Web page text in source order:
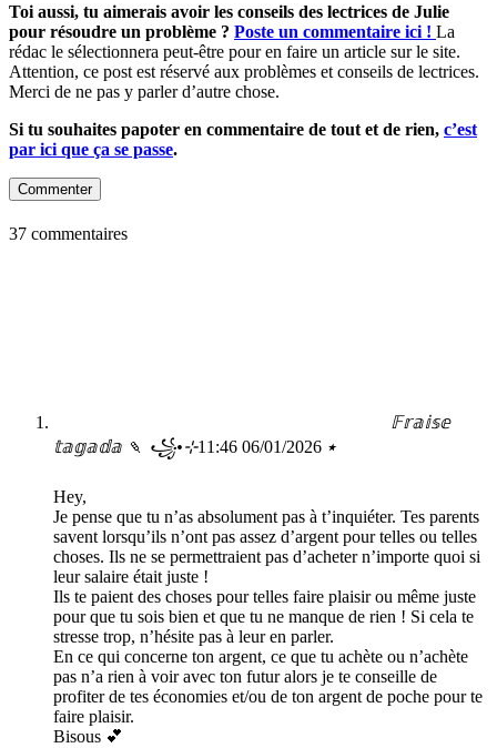
Toi aussi, tu aimerais avoir les conseils des lectrices de Julie
pour résoudre un problème ? Poste un commentaire ici ! La
rédac le sélectionnera peut-être pour en faire un article sur le site.
Attention, ce post est réservé aux problèmes et conseils de lectrices.
Merci de ne pas y parler d’autre chose.
Si tu souhaites papoter en commentaire de tout et de rien, c’est
par ici que ça se passe.
Commenter
37 commentaires
𝔽𝕣𝕒𝕚𝕤𝕖
𝕥𝕒𝕘𝕒𝕕𝕒 🍡 ꧁•⊹٭ 06/01/2026 11:46
Hey,
Je pense que tu n’as absolument pas à t’inquiéter. Tes parents
savent lorsqu’ils n’ont pas assez d’argent pour telles ou telles
choses. Ils ne se permettraient pas d’acheter n’importe quoi si
leur salaire était juste !
Ils te paient des choses pour telles faire plaisir ou même juste
pour que tu sois bien et que tu ne manque de rien ! Si cela te
stresse trop, n’hésite pas à leur en parler.
En ce qui concerne ton argent, ce que tu achète ou n’achète
pas n’a rien à voir avec ton futur alors je te conseille de
profiter de tes économies et/ou de ton argent de poche pour te
faire plaisir.
Bisous 💕